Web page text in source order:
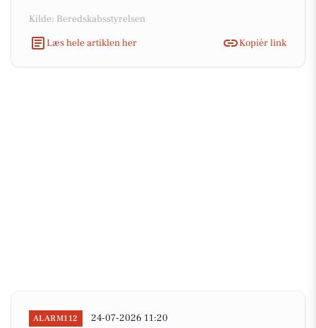
Kilde: Beredskabsstyrelsen
Læs hele artiklen her
Kopiér link
ALARM112 24-07-2026 11:20